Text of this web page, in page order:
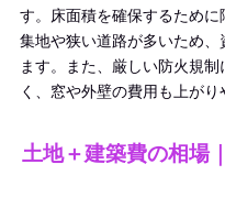
す。床面積を確保するため
集地や狭い道路が多いため
ます。また、厳しい防火規
く、窓や外壁の費用も上がり
土地＋建築費の相場